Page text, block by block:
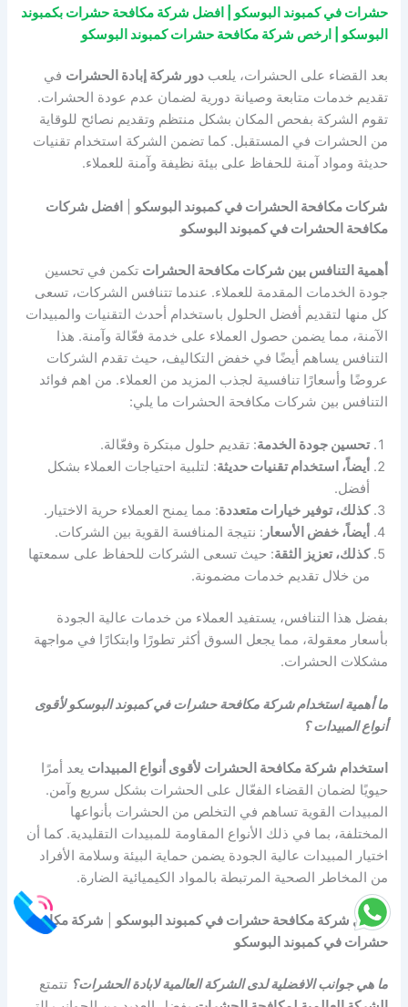
حشرات في كمبوند البوسكو | افضل شركة مكافحة حشرات بكمبوند
البوسكو | ارخص شركة مكافحة حشرات كمبوند البوسكو
بعد القضاء على الحشرات، يلعبدور شركة إبادة الحشرات في
تقديم خدمات متابعة وصيانة دورية لضمان عدم عودة الحشرات.
تقوم الشركة بفحص المكان بشكل منتظم وتقديم نصائح للوقاية
من الحشرات في المستقبل. كما تضمن الشركة استخدام تقنيات
حديثة ومواد آمنة للحفاظ على بيئة نظيفة وآمنة للعملاء.
شركات مكافحة الحشرات في كمبوند البوسكو
افضل شركات
مكافحة الحشرات في كمبوند البوسكو
أهمية التنافس بين شركات مكافحة الحشرات تكمن في تحسين
جودة الخدمات المقدمة للعملاء. عندما تتنافس الشركات، تسعى
كل منها لتقديم أفضل الحلول باستخدام أحدث التقنيات والمبيدات
الآمنة، مما يضمن حصول العملاء على خدمة فعّالة وآمنة. هذا
التنافس يساهم أيضًا في خفض التكاليف، حيث تقدم الشركات
عروضًا وأسعارًا تنافسية لجذب المزيد من العملاء. من اهم فوائد
التنافس بين شركات مكافحة الحشرات ما يلي:
تحسين جودة الخدمة: تقديم حلول مبتكرة وفعّالة.
أيضاً، استخدام تقنيات حديثة: لتلبية احتياجات العملاء بشكل
أفضل.
كذلك، توفير خيارات متعددة: مما يمنح العملاء حرية الاختيار.
أيضاً، خفض الأسعار : نتيجة المنافسة القوية بين الشركات.
كذلك، تعزيز الثقة: حيث تسعى الشركات للحفاظ على سمعتها
من خلال تقديم خدمات مضمونة.
بفضل هذا التنافس، يستفيد العملاء من خدمات عالية الجودة
بأسعار معقولة، مما يجعل السوق أكثر تطورًا وابتكارًا في مواجهة
مشكلات الحشرات.
ما أهمية استخدام شركة مكافحة حشرات في كمبوند البوسكو لأقوى
أنواع المبيدات ؟
استخدام شركة مكافحة الحشرات لأقوى أنواع المبيدات يعد أمرًا
حيويًا لضمان القضاء الفعّال على الحشرات بشكل سريع وآمن.
المبيدات القوية تساهم في التخلص من الحشرات بأنواعها
المختلفة، بما في ذلك الأنواع المقاومة للمبيدات التقليدية. كما أن
اختيار المبيدات عالية الجودة يضمن حماية البيئة وسلامة الأفراد
من المخاطر الصحية المرتبطة بالمواد الكيميائية الضارة.
افضل شركة مكافحة حشرات في كمبوند البوسكو
شركة مكافحة
حشرات في كمبوند البوسكو
ما هي جوانب الافضلية لدى الشركة العالمية لابادة الحشرات؟ تتمتع